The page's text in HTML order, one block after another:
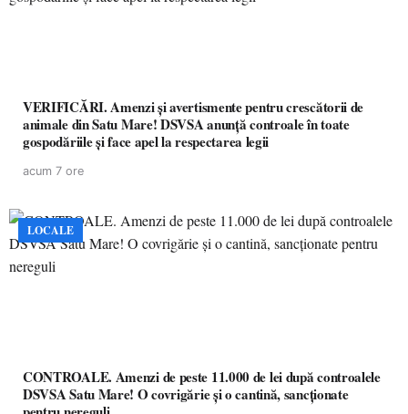
VERIFICĂRI. Amenzi și avertismente pentru crescătorii de
animale din Satu Mare! DSVSA anunță controale în toate
gospodăriile și face apel la respectarea legii
acum 7 ore
LOCALE
CONTROALE. Amenzi de peste 11.000 de lei după controalele
DSVSA Satu Mare! O covrigărie și o cantină, sancționate